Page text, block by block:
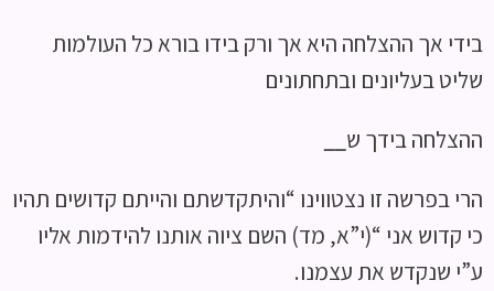
בידי אך ההצלחה היא אך ורק בידו בורא כל העולמות
שליט בעליונים ובתחתונים
ההצלחה בידך ש
הרי בפרשה זו נצטווינו “והיתקדשתם והייתם קדושים תהיו
כי קדוש אני “(י”א, מד) השם ציוה אותנו להידמות אליו
ע”י שנקדש את עצמנו.